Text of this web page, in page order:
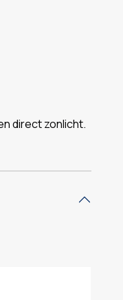
direct zonlicht.